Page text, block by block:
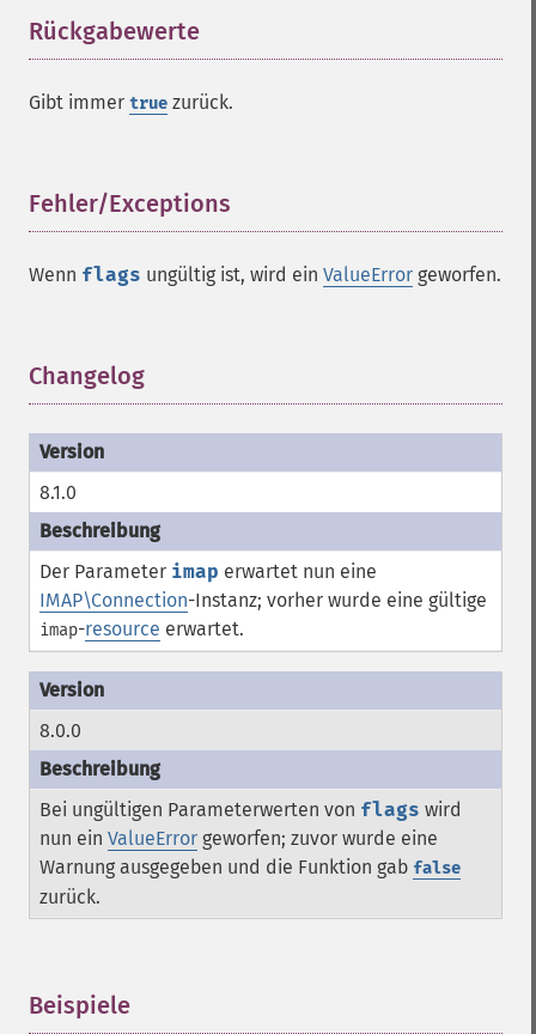
Rückgabewerte
Gibt immer true zurück.
Fehler/Exceptions
Wenn flags ungültig ist, wird ein ValueError geworfen.
Changelog
8.1.0
Der Parameter imap erwartet nun eine
IMAP\Connection-Instanz; vorher wurde eine gültige
imap-resource erwartet.
8.0.0
Bei ungültigen Parameterwerten von flags wird
nun ein ValueError geworfen; zuvor wurde eine
Warnung ausgegeben und die Funktion gab false
zurück.
Beispiele